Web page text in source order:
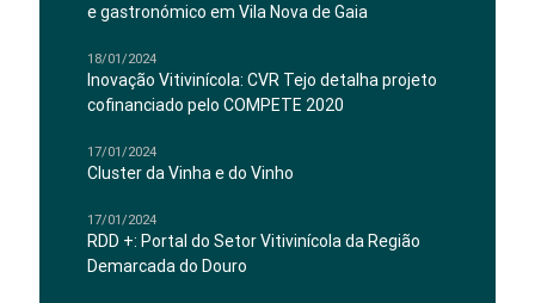
e gastronómico em Vila Nova de Gaia
18/01/2024
Inovação Vitivinícola: CVR Tejo detalha projeto
cofinanciado pelo COMPETE 2020
17/01/2024
Cluster da Vinha e do Vinho
17/01/2024
RDD +: Portal do Setor Vitivinícola da Região
Demarcada do Douro